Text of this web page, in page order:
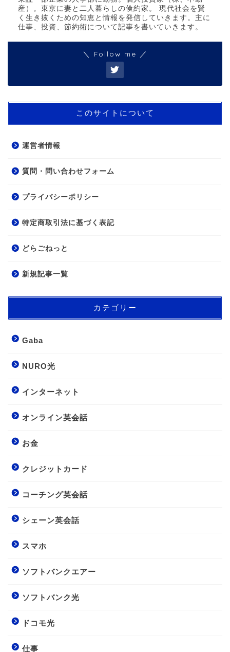
産）。東京に妻と二人暮らしの倹約家。 現代社会を賢
く生き抜くための知恵と情報を発信していきます。主に
仕事、投資、節約術について記事を書いていきます。
＼ Follow me ／
このサイトについて
運営者情報
質問・問い合わせフォーム
プライバシーポリシー
特定商取引法に基づく表記
どらごねっと
新規記事一覧
カテゴリー
Gaba
NURO光
インターネット
オンライン英会話
お金
クレジットカード
コーチング英会話
シェーン英会話
スマホ
ソフトバンクエアー
ソフトバンク光
ドコモ光
仕事